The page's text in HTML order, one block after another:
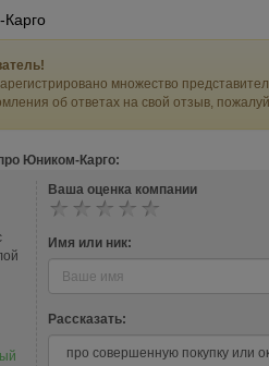
множество
об ответах на свой отзыв,
Юником-Карго:
Ваша оценка компании
Имя или ник:
Рассказать: